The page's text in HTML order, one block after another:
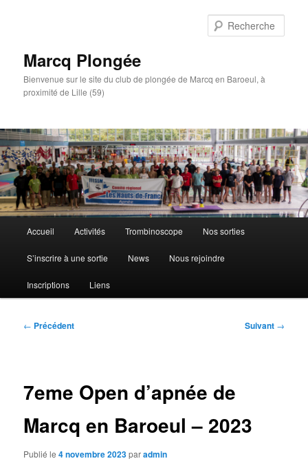
Marcq Plongée
Bienvenue sur le site du club de plongée de Marcq en Baroeul, à
proximité de Lille (59)
principal
Accueil Activités Trombinoscope Nos sorties
S’inscrire à une sortie News Nous rejoindre
Inscriptions Liens
Navigation
← Précédent Suivant →
7eme Open d’apnée de
Marcq en Baroeul – 2023
Publié le4 novembre 2023paradmin